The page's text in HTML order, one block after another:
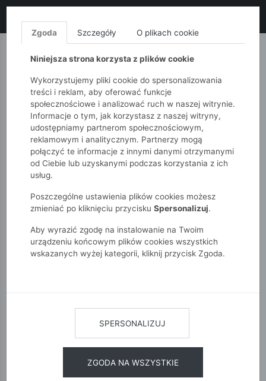
MONNARI QUIOSQUE
51015kids Niemowlak
Chłopcy
Spodnie dresowe chłopięce – nadruk autek na kolanach.
Zgoda Szczegóły O plikach cookie
Niniejsza strona korzysta z plików cookie
Wykorzystujemy pliki cookie do spersonalizowania
treści i reklam, aby oferować funkcje
społecznościowe i analizować ruch w naszej witrynie.
Informacje o tym, jak korzystasz z naszej witryny,
udostępniamy partnerom społecznościowym,
reklamowym i analitycznym. Partnerzy mogą
połączyć te informacje z innymi danymi otrzymanymi
od Ciebie lub uzyskanymi podczas korzystania z ich
usług.
Poszczególne ustawienia plików cookies możesz
zmieniać po kliknięciu przycisku Spersonalizuj.
Aby wyrazić zgodę na instalowanie na Twoim
urządzeniu końcowym plików cookies wszystkich
wskazanych wyżej kategorii, kliknij przycisk Zgoda.
SPERSONALIZUJ
ZGODA NA WSZYSTKIE